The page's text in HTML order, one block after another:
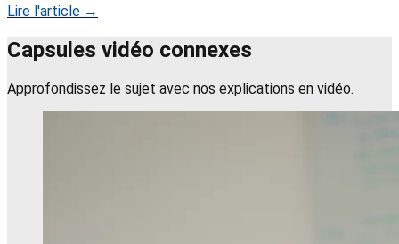
Lire l'article →
Capsules vidéo connexes
Approfondissez le sujet avec nos explications en vidéo.